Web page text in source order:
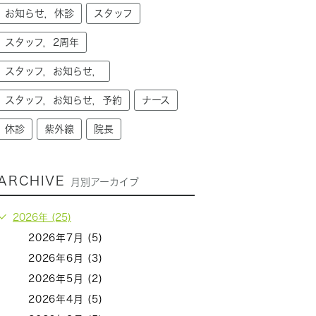
お知らせ，休診 スタッフ
スタッフ，2周年
スタッフ，お知らせ，
スタッフ，お知らせ，予約 ナース
休診 紫外線 院長
月別アーカイブ
2026年 (25)
2026年7月 (5)
2026年6月 (3)
2026年5月 (2)
2026年4月 (5)